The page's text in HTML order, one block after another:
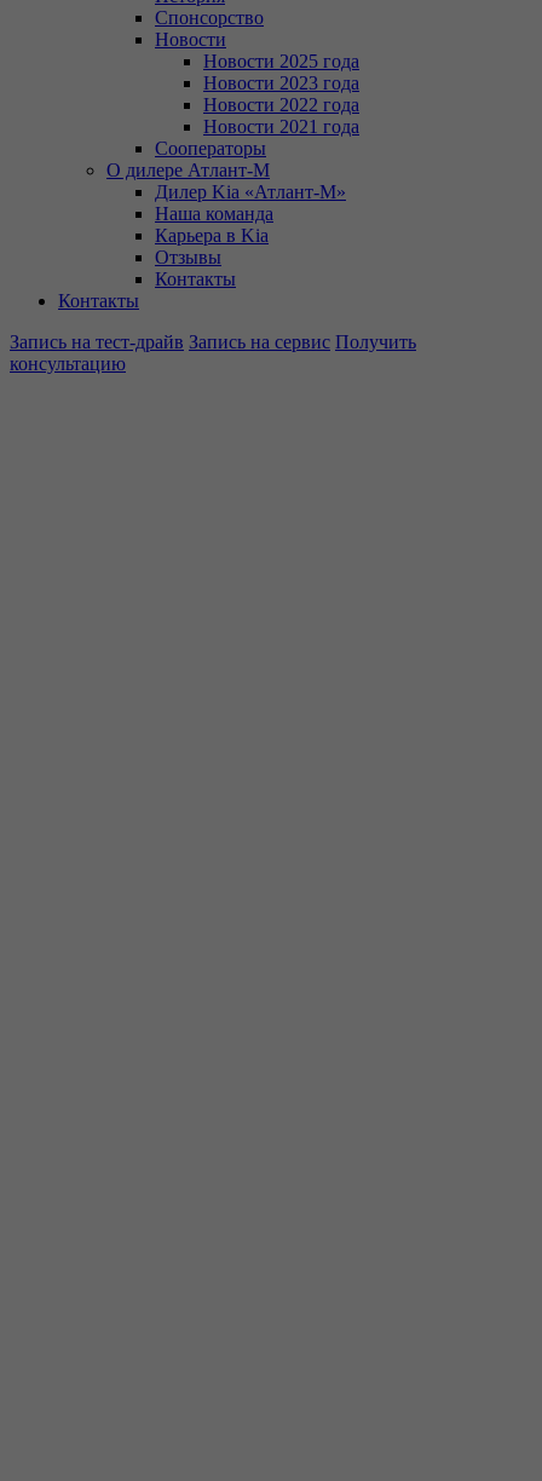
Спонсорство
Новости
Новости 2025 года
Новости 2023 года
Новости 2022 года
Новости 2021 года
Сооператоры
О дилере Атлант-М
Дилер Kia «Атлант-М»
Наша команда
Карьера в Kia
Отзывы
Контакты
Контакты
Запись на тест-драйв Запись на сервис Получить
консультацию